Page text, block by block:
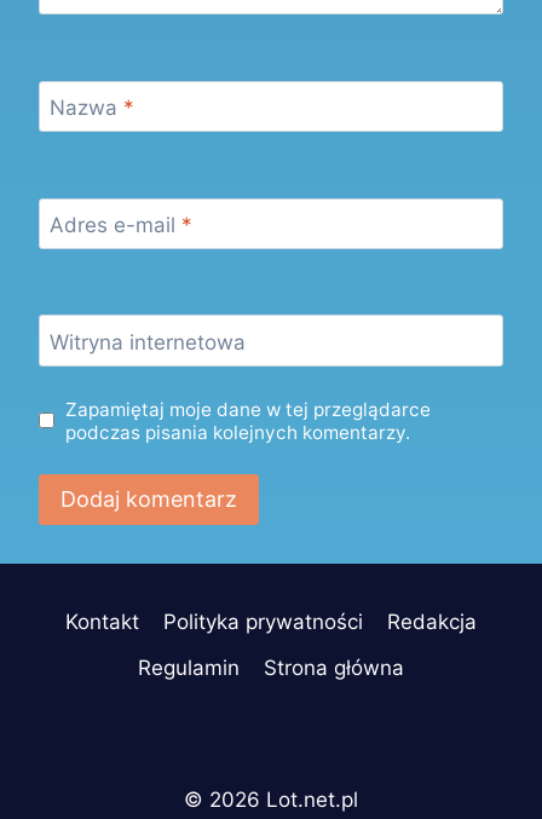
Nazwa *
Adres e-mail *
Witryna internetowa
Zapamiętaj moje dane w tej przeglądarce
podczas pisania kolejnych komentarzy.
Kontakt Polityka prywatności
Redakcja
Regulamin
Strona główna
© 2026 Lot.net.pl